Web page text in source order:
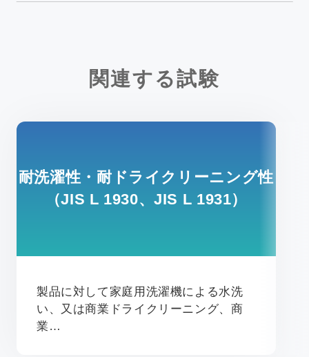
関連する試験
耐洗濯性・耐ドライクリーニング性
（JIS L 1930、JIS L 1931）
製品に対して家庭用洗濯機による水洗
い、又は商業ドライクリーニング、商
業…